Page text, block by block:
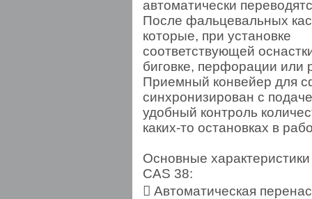
автоматически
После фальцевальных
которые, при установке
соответствующей
биговке, перфорации или
Приемный конвейер для
синхронизирован с
удобный контроль
каких-то остановках в
Основные
CAS 38:
 Автоматическая